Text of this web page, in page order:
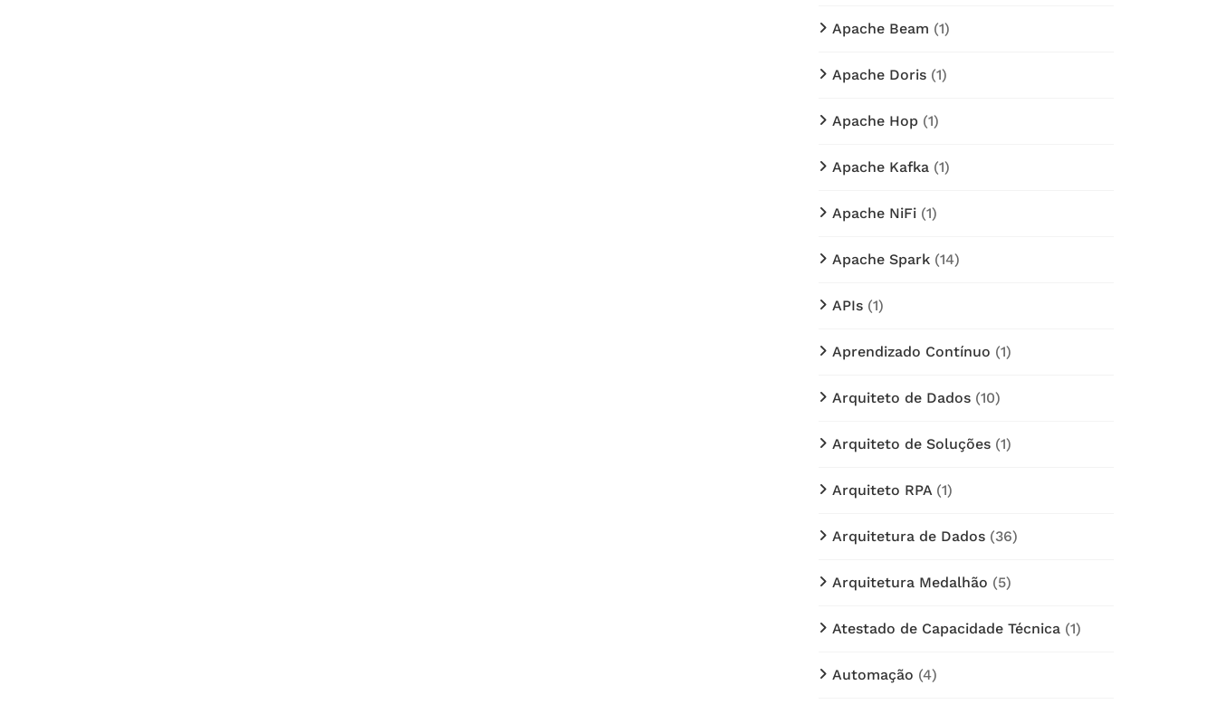
Apache Beam (1)
Apache Doris (1)
Apache Hop (1)
Apache Kafka (1)
Apache NiFi (1)
Apache Spark (14)
APIs (1)
Aprendizado Contínuo (1)
Arquiteto de Dados (10)
Arquiteto de Soluções (1)
Arquiteto RPA(1)
Arquitetura de Dados (36)
Arquitetura Medalhão (5)
Atestado de Capacidade Técnica (1)
Automação (4)